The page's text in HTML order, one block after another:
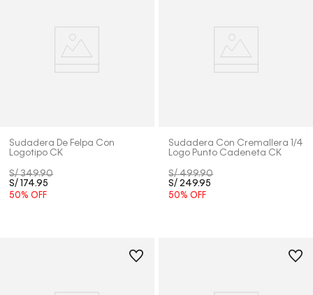
Sudadera De Felpa Con
Logotipo CK
S/ 349.90
S/
174.95
50% OFF
Sudadera Con Cremallera 1/4
Logo Punto Cadeneta CK
S/ 499.90
S/ 249.95
50% OFF